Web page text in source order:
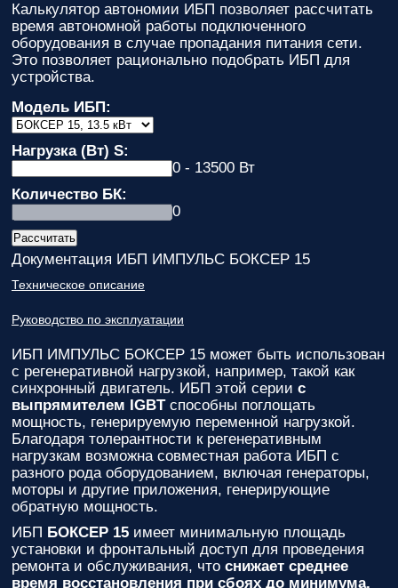
Калькулятор автономии ИБП позволяет рассчитать
время автономной работы подключенного
оборудования в случае пропадания питания сети.
Это позволяет рационально подобрать ИБП для
устройства.
Модель ИБП:
Нагрузка (Вт) S:
0 - 13500 Вт
Количество БК:
0
Документация ИБП ИМПУЛЬС БОКСЕР 15
Техническое описание
Руководство по эксплуатации
ИБП ИМПУЛЬС БОКСЕР 15 может быть использован
с регенеративной нагрузкой, например, такой как
синхронный двигатель. ИБП этой серии с
выпрямителем IGBTспособны поглощать
мощность, генерируемую переменной нагрузкой.
Благодаря толерантности к регенеративным
нагрузкам возможна совместная работа ИБП с
разного рода оборудованием, включая генераторы,
моторы и другие приложения, генерирующие
обратную мощность.
ИБП БОКСЕР 15 имеет минимальную площадь
установки и фронтальный доступ для проведения
ремонта и обслуживания, что снижает среднее
время восстановления при сбоях до минимума.